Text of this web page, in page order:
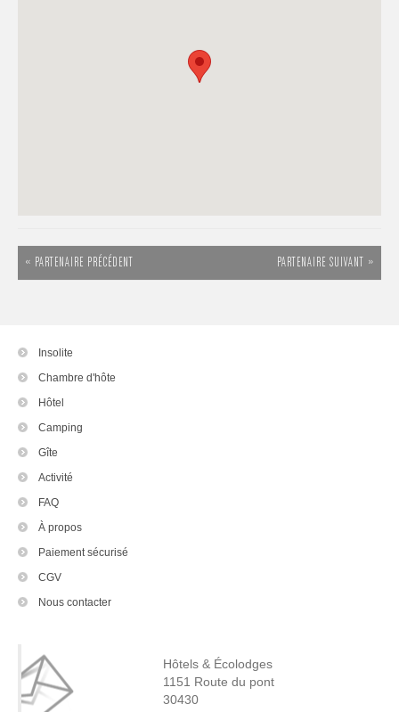
« PARTENAIRE PRÉCÉDENT PARTENAIRE SUIVANT »
Insolite
Chambre d'hôte
Hôtel
Camping
Gîte
Activité
FAQ
À propos
Paiement sécurisé
CGV
Nous contacter
Hôtels & Écolodges
1151 Route du pont
30430